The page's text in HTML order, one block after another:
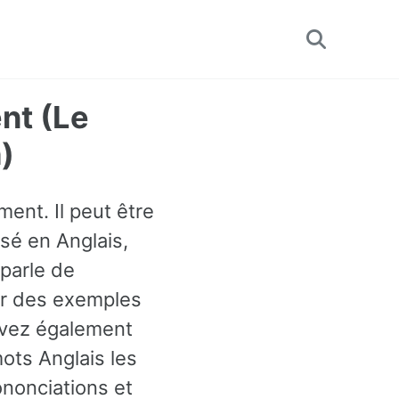
Toggle
(Le
Il peut être
en Anglais,
de
des exemples
également
Anglais les
et